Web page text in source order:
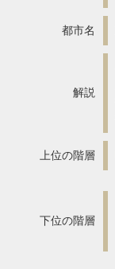
都市名
解説
上位の階層
下位の階層